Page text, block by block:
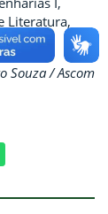
Literatura,
Souza / Ascom